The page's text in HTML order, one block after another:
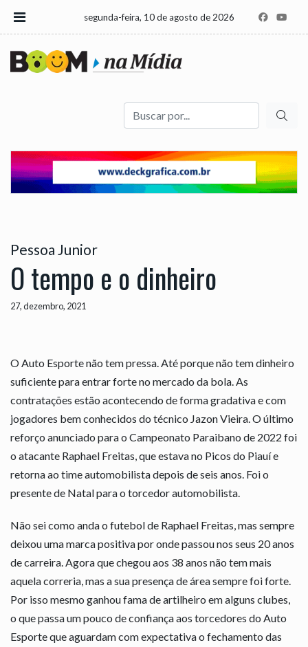
segunda-feira, 10 de agosto de 2026
Buscar
Pessoa Junior
O tempo e o dinheiro
27, dezembro, 2021
O Auto Esporte não tem pressa. Até porque não tem dinheiro
suficiente para entrar forte no mercado da bola. As
contratações estão acontecendo de forma gradativa e com
jogadores bem conhecidos do técnico Jazon Vieira. O último
reforço anunciado para o Campeonato Paraibano de 2022 foi
o atacante Raphael Freitas, que estava no Picos do Piauí e
retorna ao time automobilista depois de seis anos. Foi o
presente de Natal para o torcedor automobilista.
Não sei como anda o futebol de Raphael Freitas, mas sempre
deixou uma marca positiva por onde passou nos seus 20 anos
de carreira. Agora que chegou aos 38 anos não tem mais
aquela correria, mas a sua presença de área sempre foi forte.
Por isso mesmo ganhou fama de artilheiro em alguns clubes,
o que passa um pouco de confiança aos torcedores do Auto
Esporte que aguardam com expectativa o fechamento das